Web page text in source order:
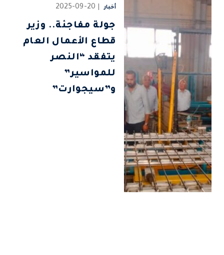
أخبار 2025-09-20
جولة مفاجئة.. وزير
قطاع الأعمال العام
يتفقد “النصر
للمواسير”
و”سيجوارت”